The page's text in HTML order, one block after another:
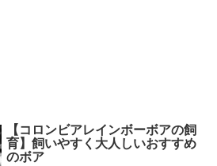
【コロンビアレインボーボアの飼
育】飼いやすく大人しいおすすめ
のボア